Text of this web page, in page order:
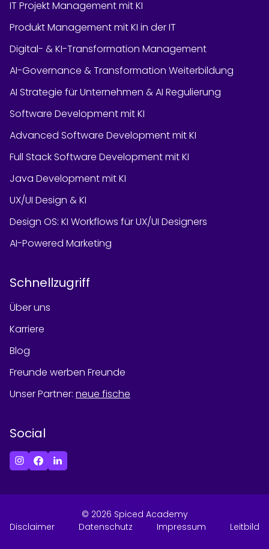
IT Projekt Management mit KI
Produkt Management mit KI in der IT
Digital- & KI-Transformation Management
AI-Governance & Transformation Weiterbildung
AI Strategie für Unternehmen & AI Regulierung
Software Development mit KI
Advanced Software Development mit KI
Full Stack Software Development mit KI
Java Development mit KI
UX/UI Design & KI
Design OS: KI Workflows für UX/UI Designers
AI-Powered Marketing
Schnellzugriff
Über uns
Karriere
Blog
Freunde werben Freunde
Unser Partner: neue fische
Social
© 2026 Spiced Academy
Disclaimer
Datenschutz Impressum Leitbild